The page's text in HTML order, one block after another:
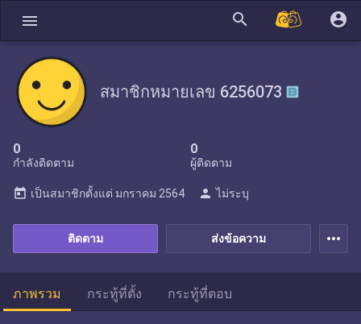
menu search account_circle
สมาชิกหมายเลข 6256073
0
กำลังติดตาม
0
ผู้ติดตาม
ส่งข้อความ
ติดตาม
today เป็นสมาชิกตั้งแต่ มกราคม 2564 person ไม่ระบุ
more_horiz
ภาพรวม กระทู้ที่ตั้ง กระทู้ที่ตอบ